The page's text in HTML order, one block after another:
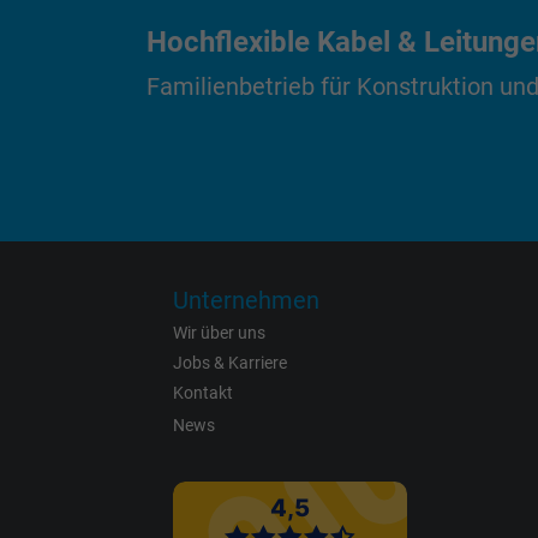
Zweck
Hochflexible Kabel &
Familienbetrieb für Konstruktion
Unternehmen
Wir über uns
Jobs & Karriere
Kontakt
News